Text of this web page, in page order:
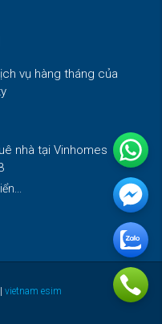
vụ hàng tháng của
nhà tại Vinhomes
vietnam esim